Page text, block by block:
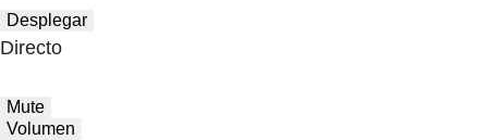
Desplegar
Directo
Mute
Volumen